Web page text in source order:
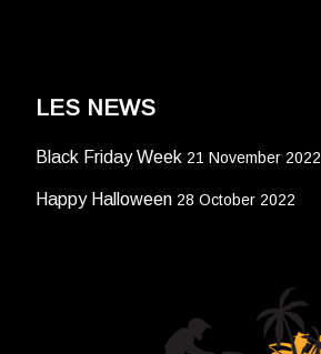
LES NEWS
Black Friday Week 21 November 2022
Happy Halloween 28 October 2022